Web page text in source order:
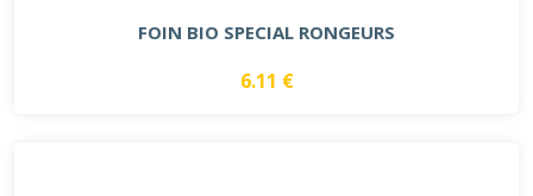
FOIN BIO SPECIAL RONGEURS
6.11 €